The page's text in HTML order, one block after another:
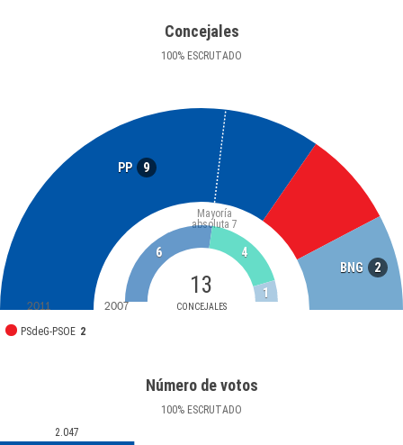
Concejales
100% ESCRUTADO
PP 9
BNG 2
13
CONCEJALES
Mayoría
absoluta 7
PSdeG-PSOE 2
6 4
1
2011 2007
Número de votos
100% ESCRUTADO
2.047